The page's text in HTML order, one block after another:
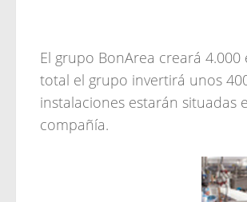
El grupo BonArea creará
total el grupo invertirá unos
instalaciones estarán situadas
compañía.